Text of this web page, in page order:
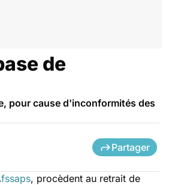
de
pour cause d'inconformités des
Partager
, procèdent au retrait de